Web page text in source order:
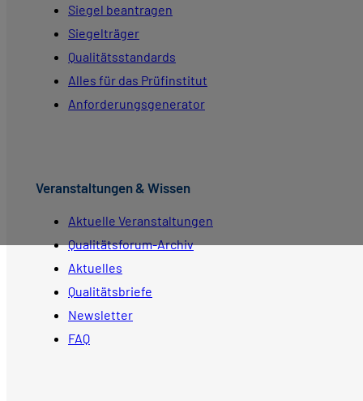
Siegel beantragen
Siegelträger
Qualitätsstandards
Alles für das Prüfinstitut
Anforderungsgenerator
Veranstaltungen & Wissen
Aktuelle Veranstaltungen
Qualitätsforum-Archiv
Aktuelles
Qualitätsbriefe
Newsletter
FAQ